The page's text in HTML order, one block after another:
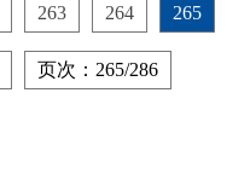
263 264 265
页次：265/286